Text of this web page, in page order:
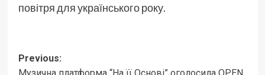
повітря для українського року.
Post
Previous:
Музична платформа “На її Основі” оголосила OPEN